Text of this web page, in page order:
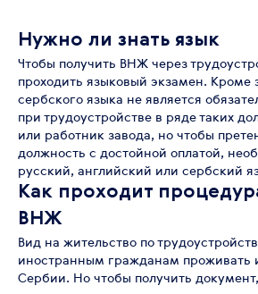
Нужно ли знать язык
Чтобы получить ВНЖ через
проходить языковый экзамен. Кроме
сербского языка не является
при трудоустройстве в ряде таких
или работник завода, но чтобы
должность с достойной оплатой,
русский, английский или сербский
Как проходит
ВНЖ
Вид на жительство по
иностранным гражданам проживать
Сербии. Но чтобы получить